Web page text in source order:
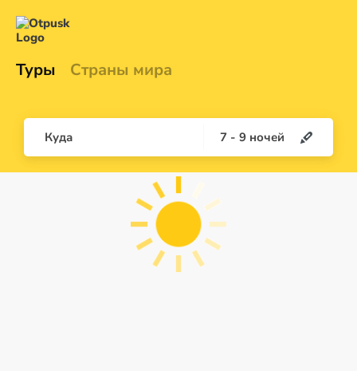
Туры Страны мира
Куда 7 - 9 ночей